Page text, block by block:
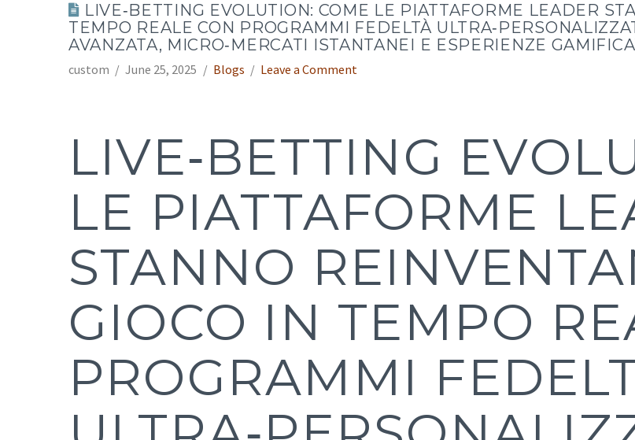
LIVE‑BETTING EVOLUTION: COME LE PIATTAFORME LEADER
TEMPO REALE CON PROGRAMMI FEDELTÀ
AVANZATA, MICRO‑MERCATI ISTANTANEI E ESPERIENZE
custom June 25, 2025 Blogs Leave a Comment
LIVE‑BETTING
LE PIATTAFORME
STANNO
GIOCO IN TEMPO
PROGRAMMI